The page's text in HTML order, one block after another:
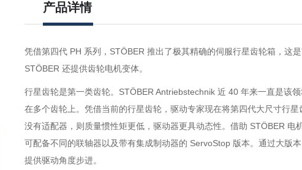
产品详情
凭借第四代 PH 系列，STÖBER 推出了极其精确的伺服行星齿轮箱，这
STÖBER 还提供齿轮电机变体。
行星齿轮是第一类齿轮。STÖBER Antriebstechnik 近 40 年来一直是该
在多个齿轮上。凭借当前的行星齿轮，驱动专家现在将第四代大尺寸行
没有适配器，则质量惯性矩更低，驱动器更具动态性。借助 STÖBER
可配备不同的联轴器以及带有集成制动器的 ServoStop 版本。通过大版
提供驱动角度步进。